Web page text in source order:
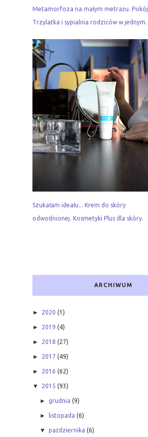
Metamorfoza na małym metrażu. Pokój
Trzylatka i sypialnia rodziców w jednym.
Szukałam ideału... Krem do skóry
odwodnionej. Kosmetyki Plus dla skóry.
ARCHIWUM
► 2020 (1)
► 2019 (4)
► 2018 (27)
► 2017 (49)
► 2016 (62)
▼ 2015 (93)
► grudnia (9)
► listopada (6)
▼ października (6)